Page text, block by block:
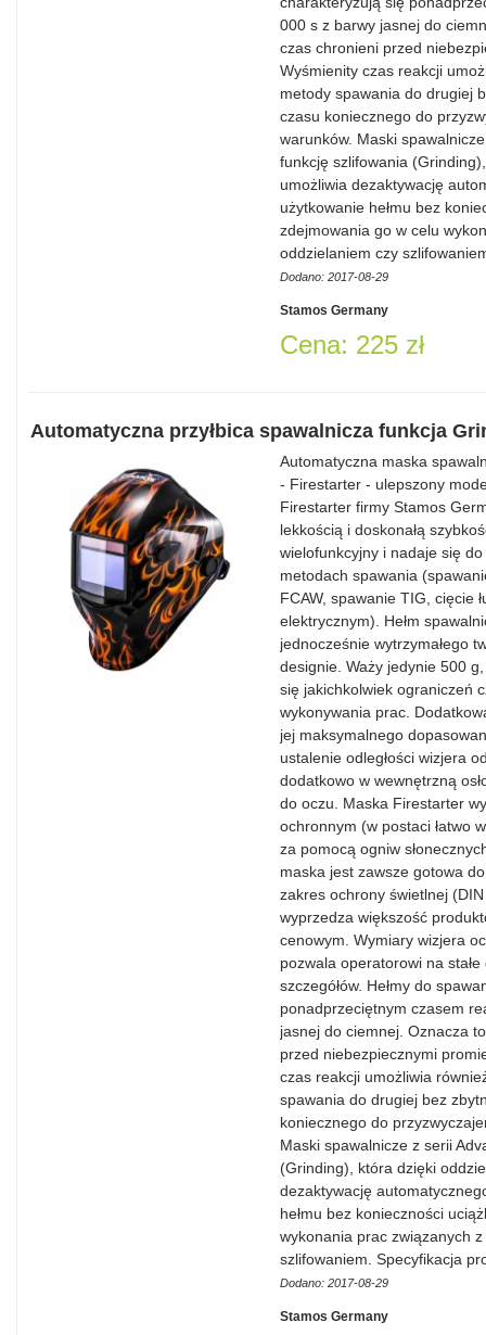
000 s z barwy jasnej do
czas chronieni przed
Wyśmienity czas reakcji
metody spawania do drugiej
czasu koniecznego do
warunków. Maski
funkcję szlifowania
umożliwia dezaktywację
użytkowanie hełmu bez
zdejmowania go w celu
oddzielaniem czy
Dodano: 2017-08-29
Stamos Germany
Cena: 225 zł
Automatyczna przyłbica spawalnicza funkcja
Automatyczna maska
- Firestarter - ulepszony
Firestarter firmy Stamos
lekkością i doskonałą
wielofunkcyjny i nadaje się
metodach spawania
FCAW, spawanie TIG, cięcie
elektrycznym). Hełm
jednocześnie wytrzymałego
designie. Waży jedynie 500
się jakichkolwiek ograniczeń
wykonywania prac.
jej maksymalnego
ustalenie odległości wizjera
dodatkowo w wewnętrzną
do oczu. Maska Firestarter
ochronnym (w postaci łatwo
za pomocą ogniw
maska jest zawsze gotowa
zakres ochrony świetlnej
wyprzedza większość
cenowym. Wymiary wizjera
pozwala operatorowi na
szczegółów. Hełmy do
ponadprzeciętnym czasem
jasnej do ciemnej. Oznacza
przed niebezpiecznymi
czas reakcji umożliwia
spawania do drugiej bez
koniecznego do
Maski spawalnicze z serii
(Grinding), która dzięki
dezaktywację
hełmu bez konieczności
wykonania prac związanych
szlifowaniem. Specyfikacja
Dodano: 2017-08-29
Stamos Germany